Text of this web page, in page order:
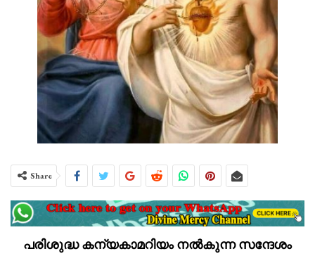
Share
പരിശുദ്ധ കന്യകാമറിയം നൽകുന്ന സന്ദേശം